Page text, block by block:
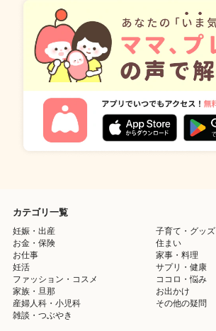
カテゴリ一覧
妊娠・出産
子育て・グッズ
お金・保険
住まい
お仕事
家事・料理
妊活
サプリ・健康
ファッション・コスメ
ココロ・悩み
家族・旦那
お出かけ
産婦人科・小児科
その他の疑問
雑談・つぶやき